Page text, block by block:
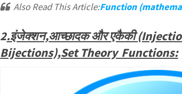
Also Read This Article:Function
2.इंजेक्शन,आच्छादक और एकैकी
Bijections),Set Theory Functions: